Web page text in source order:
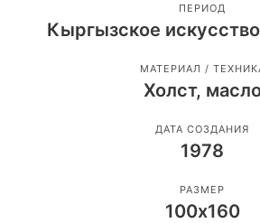
ПЕРИОД
Кыргызское
МАТЕРИАЛ /
Холст,
ДАТА СОЗДАНИЯ
1978
РАЗМЕР
100х160